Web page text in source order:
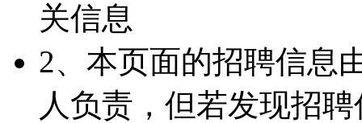
关信息
2、本页面的招聘信息
人负责，但若发现招